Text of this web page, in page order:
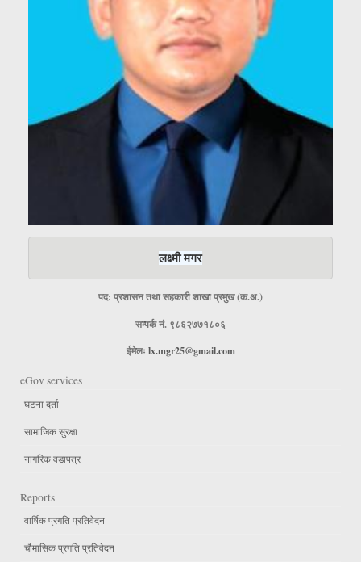
लक्ष्मी मगर
पद: प्रशासन तथा सहकारी शाखा प्रमुख (क.अ.)
सम्पर्क नं. ९८६२७७१८०६
ईमेलः lx.mgr25@gmail.com
eGov services
घटना दर्ता
सामाजिक सुरक्षा
नागरिक वडापत्र
Reports
वार्षिक प्रगति प्रतिवेदन
चौमासिक प्रगति प्रतिवेदन